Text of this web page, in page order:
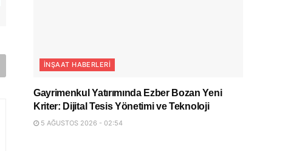
İNŞAAT HABERLERI
Gayrimenkul Yatırımında Ezber Bozan Yeni
Kriter: Dijital Tesis Yönetimi ve Teknoloji
5 AĞUSTOS 2026 - 02:54